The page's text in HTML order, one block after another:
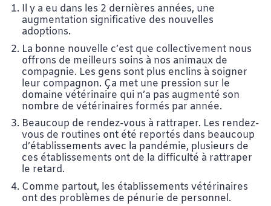
Il y a eu dans les 2 dernières années, une
augmentation significative des nouvelles
adoptions.
La bonne nouvelle c’est que collectivement nous
offrons de meilleurs soins à nos animaux de
compagnie. Les gens sont plus enclins à soigner
leur compagnon. Ça met une pression sur le
domaine vétérinaire qui n’a pas augmenté son
nombre de vétérinaires formés par année.
Beaucoup de rendez-vous à rattraper. Les rendez-
vous de routines ont été reportés dans beaucoup
d’établissements avec la pandémie, plusieurs de
ces établissements ont de la difficulté à rattraper
le retard.
Comme partout, les établissements vétérinaires
ont des problèmes de pénurie de personnel.